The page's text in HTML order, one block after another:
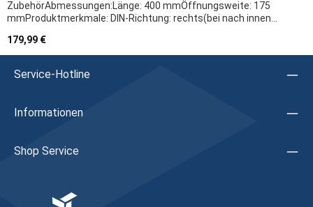
ZubehörAbmessungen:Länge: 400 mmÖffnungsweite: 175
mmProduktmerkmale: DIN-Richtung: rechts(bei nach innen
öffnend)Flügelgewicht: max. 130 kgHerstellerangaben: Firma:
Schüco Herstellerartikel: 275014 bzw. 275020 (bei VE =
25)Vorgängerartikel: 243014 / 243020 Hinweis: Wir empfehlen,
das Austauschen von Beschlagteilen sowie das Justieren
lassen
Regulärer Preis:
179,99 €
Service-Hotline
Informationen
Shop Service